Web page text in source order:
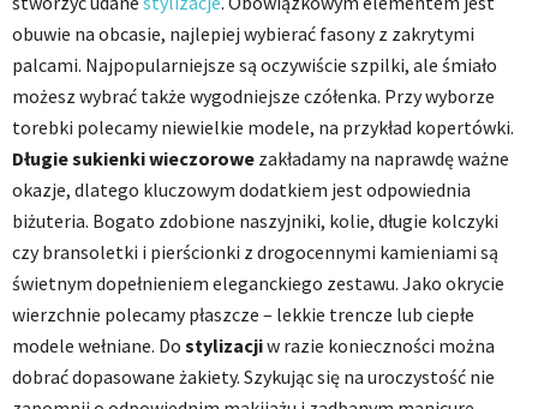
obuwie na obcasie, najlepiej wybierać fasony z zakrytymi
palcami. Najpopularniejsze są oczywiście szpilki, ale śmiało
możesz wybrać także wygodniejsze czółenka. Przy wyborze
torebki polecamy niewielkie modele, na przykład kopertówki.
Długie sukienki wieczorowe zakładamy na naprawdę ważne
okazje, dlatego kluczowym dodatkiem jest odpowiednia
biżuteria. Bogato zdobione naszyjniki, kolie, długie kolczyki
czy bransoletki i pierścionki z drogocennymi kamieniami są
świetnym dopełnieniem eleganckiego zestawu. Jako okrycie
wierzchnie polecamy płaszcze – lekkie trencze lub ciepłe
modele wełniane. Do stylizacjiw razie konieczności można
dobrać dopasowane żakiety. Szykując się na uroczystość nie